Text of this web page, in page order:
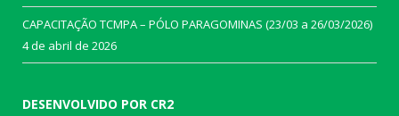
CAPACITAÇÃO TCMPA – PÓLO PARAGOMINAS (23/03 a 26/03/2026)
4 de abril de 2026
DESENVOLVIDO POR CR2